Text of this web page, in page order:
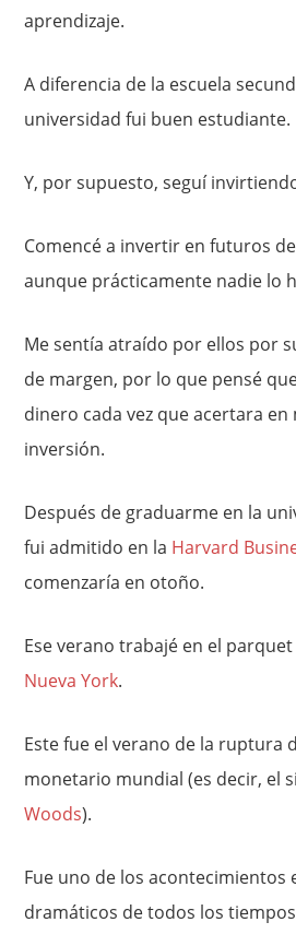
aprendizaje.
A diferencia de la escuela
universidad fui buen estudiante.
Y, por supuesto, seguí
Comencé a invertir en futuros
aunque prácticamente nadie lo
Me sentía atraído por ellos por
de margen, por lo que pensé
dinero cada vez que acertara en
inversión.
Después de graduarme en la
fui admitido en la Harvard
comenzaría en otoño.
Ese verano trabajé en el parquet
Nueva York.
Este fue el verano de la ruptura
monetario mundial (es decir, el
Woods).
Fue uno de los acontecimientos
dramáticos de todos los